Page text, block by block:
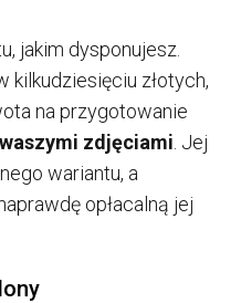
jakim dysponujesz.
kilkudziesięciu złotych,
na przygotowanie
zdjęciami . Jej
wariantu, a
opłacalną jej